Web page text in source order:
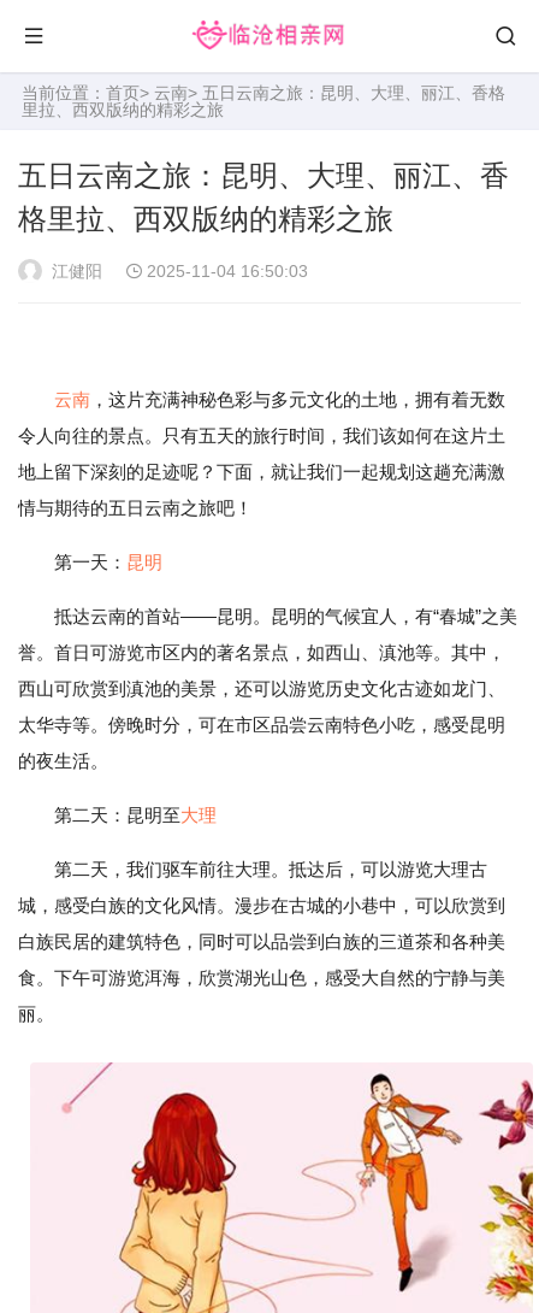
当前位置： 首页> 云南> 五日云南之旅：昆明、大理、丽江、香格
里拉、西双版纳的精彩之旅
五日云南之旅：昆明、大理、丽江、香
格里拉、西双版纳的精彩之旅
江健阳 2025-11-04 16:50:03
云南 ，这片充满神秘色彩与多元文化的土地，拥有着无数
令人向往的景点。只有五天的旅行时间，我们该如何在这片土
地上留下深刻的足迹呢？下面，就让我们一起规划这趟充满激
情与期待的五日云南之旅吧！
第一天： 昆明
抵达云南的首站——昆明。昆明的气候宜人，有“春城”之美
誉。首日可游览市区内的著名景点，如西山、滇池等。其中，
西山可欣赏到滇池的美景，还可以游览历史文化古迹如龙门、
太华寺等。傍晚时分，可在市区品尝云南特色小吃，感受昆明
的夜生活。
第二天：昆明至大理
第二天，我们驱车前往大理。抵达后，可以游览大理古
城，感受白族的文化风情。漫步在古城的小巷中，可以欣赏到
白族民居的建筑特色，同时可以品尝到白族的三道茶和各种美
食。下午可游览洱海，欣赏湖光山色，感受大自然的宁静与美
丽。